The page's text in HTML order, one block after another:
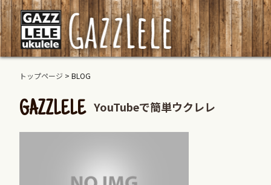
トップページ > BLOG
GAZZLELE YouTubeで簡単ウクレレ